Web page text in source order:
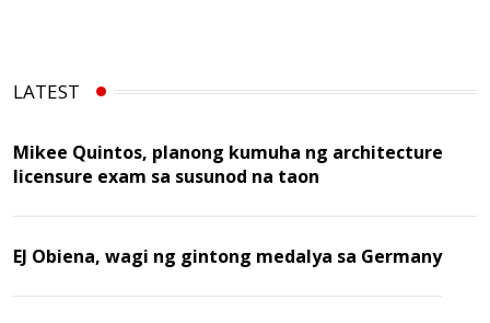
LATEST
Mikee Quintos, planong kumuha ng architecture
licensure exam sa susunod na taon
EJ Obiena, wagi ng gintong medalya sa Germany